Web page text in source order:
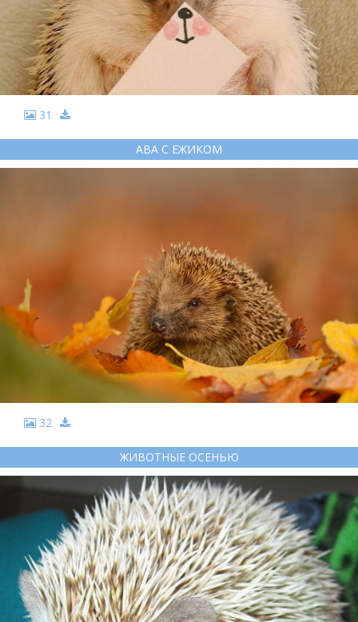
31
АВА С ЕЖИКОМ
32
ЖИВОТНЫЕ ОСЕНЬЮ